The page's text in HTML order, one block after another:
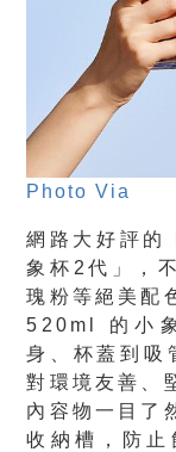
Photo Via
網路大好評
象杯2代」，
瑰粉等絕美配
520ml 的小
身、杯蓋到吸
對環境友善、
內容物一目了
收納槽，防止